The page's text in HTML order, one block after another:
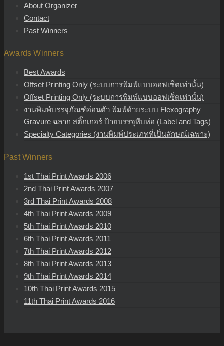
About Organizer
Contact
Past Winners
Awards Winners
Best Awards
Offset Printing Only (ระบบการพิมพ์แบบออฟเซ็ตเท่านั้น)
Offset Printing Only (ระบบการพิมพ์แบบออฟเซ็ตเท่านั้น)
งานพิมพ์บรรจุภัณฑ์อ่อนตัว พิมพ์ด้วยระบบ Flexography
Gravure ฉลาก สติ๊กเกอร์ ป้ายบรรจุหีบห่อ (Label and Tags)
Specialty Categories (งานพิมพ์ประเภทที่เป็นลักษณ์เฉพาะ)
Past Winners
1st Thai Print Awards 2006
2nd Thai Print Awards 2007
3rd Thai Print Awards 2008
4th Thai Print Awards 2009
5th Thai Print Awards 2010
6th Thai Print Awards 2011
7th Thai Print Awards 2012
8th Thai Print Awards 2013
9th Thai Print Awards 2014
10th Thai Print Awards 2015
11th Thai Print Awards 2016